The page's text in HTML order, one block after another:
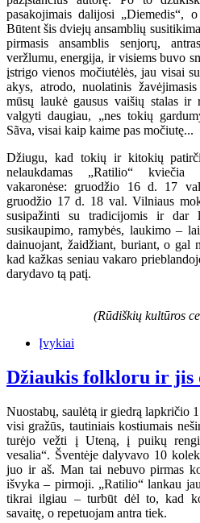
pasakojimais dalijosi „Diemedis“,
Būtent šis dviejų ansamblių
pirmasis ansamblis senjorų,
veržlumu, energija, ir visiems buvo
įstrigo vienos močiutėlės, jau visai
akys, atrodo, nuolatinis
mūsų laukė gausus vaišių stalas
valgyti daugiau, „nes tokių
Sãva, visai kaip kaime pas močiutę...
Džiugu, kad tokių ir kitokių
nelaukdamas „Ratilio“
vakaronėse: gruodžio 16 d. 17
gruodžio 17 d. 18 val. Vilniaus
susipažinti su tradicijomis ir dar
susikaupimo, ramybės, laukimo –
dainuojant, žaidžiant, buriant, o gal
kad kažkas seniau vakaro
darydavo tą patį.
(Rūdiškių kultūros
Įvykiai
Džiaukis folkloru ir jis
Nuostabų, saulėtą ir giedrą lapkričio
visi gražūs, tautiniais kostiumais
turėjo vežti į Uteną, į puikų
vesalia“. Šventėje dalyvavo 10
juo ir aš. Man tai nebuvo pirmas
išvyka – pirmoji. „Ratilio“ lankau
tikrai ilgiau – turbūt dėl to, kad
savaitę, o repetuojam antra tiek.